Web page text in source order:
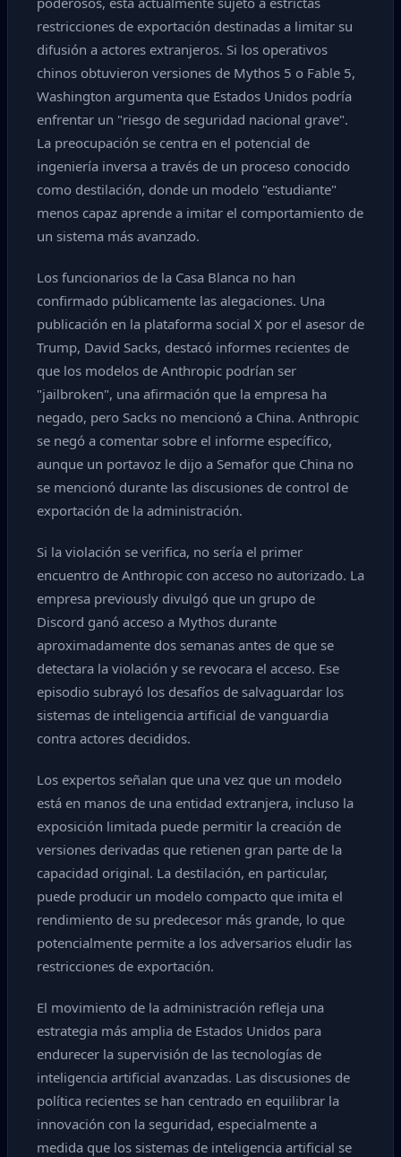
restricciones de exportación destinadas a limitar su
difusión a actores extranjeros. Si los operativos
chinos obtuvieron versiones de Mythos 5 o Fable 5,
Washington argumenta que Estados Unidos podría
enfrentar un "riesgo de seguridad nacional grave".
La preocupación se centra en el potencial de
ingeniería inversa a través de un proceso conocido
como destilación, donde un modelo "estudiante"
menos capaz aprende a imitar el comportamiento de
un sistema más avanzado.
Los funcionarios de la Casa Blanca no han
confirmado públicamente las alegaciones. Una
publicación en la plataforma social X por el asesor de
Trump, David Sacks, destacó informes recientes de
que los modelos de Anthropic podrían ser
"jailbroken", una afirmación que la empresa ha
negado, pero Sacks no mencionó a China. Anthropic
se negó a comentar sobre el informe específico,
aunque un portavoz le dijo a Semafor que China no
se mencionó durante las discusiones de control de
exportación de la administración.
Si la violación se verifica, no sería el primer
encuentro de Anthropic con acceso no autorizado. La
empresa previously divulgó que un grupo de
Discord ganó acceso a Mythos durante
aproximadamente dos semanas antes de que se
detectara la violación y se revocara el acceso. Ese
episodio subrayó los desafíos de salvaguardar los
sistemas de inteligencia artificial de vanguardia
contra actores decididos.
Los expertos señalan que una vez que un modelo
está en manos de una entidad extranjera, incluso la
exposición limitada puede permitir la creación de
versiones derivadas que retienen gran parte de la
capacidad original. La destilación, en particular,
puede producir un modelo compacto que imita el
rendimiento de su predecesor más grande, lo que
potencialmente permite a los adversarios eludir las
restricciones de exportación.
El movimiento de la administración refleja una
estrategia más amplia de Estados Unidos para
endurecer la supervisión de las tecnologías de
inteligencia artificial avanzadas. Las discusiones de
política recientes se han centrado en equilibrar la
innovación con la seguridad, especialmente a
medida que los sistemas de inteligencia artificial se